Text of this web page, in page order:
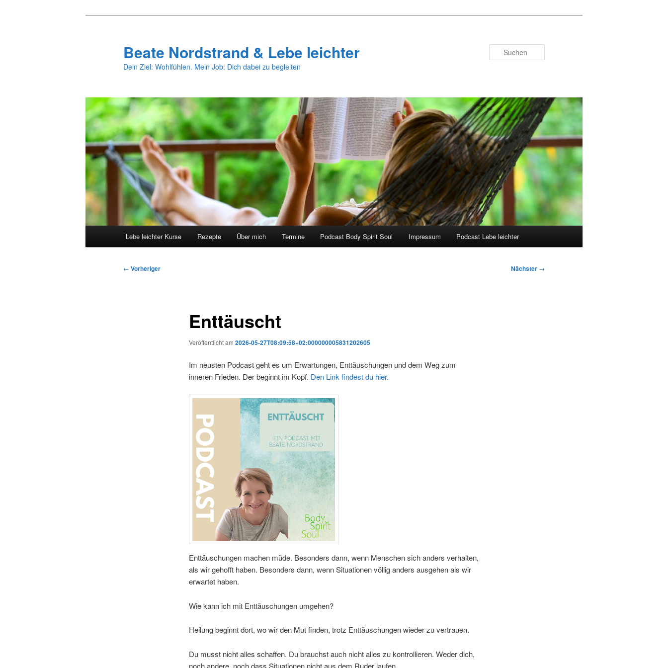
Beate Nordstrand & Lebe leichter
Dein Ziel: Wohlfühlen. Mein Job: Dich dabei zu begleiten
Lebe leichter Kurse Rezepte Über mich Termine Podcast Body Spirit Soul Impressum Podcast Lebe leichter
Beitragsnavigation
← Vorheriger Nächster →
Enttäuscht
Veröffentlicht am 2026-05-27T08:09:58+02:000000005831202605
Im neusten Podcast geht es um Erwartungen, Enttäuschungen und dem Weg zum
inneren Frieden. Der beginnt im Kopf. Den Link findest du hier.
Enttäuschungen machen müde. Besonders dann, wenn Menschen sich anders verhalten,
als wir gehofft haben. Besonders dann, wenn Situationen völlig anders ausgehen als wir
erwartet haben.
Wie kann ich mit Enttäuschungen umgehen?
Heilung beginnt dort, wo wir den Mut finden, trotz Enttäuschungen wieder zu vertrauen.
Du musst nicht alles schaffen. Du brauchst auch nicht alles zu kontrollieren. Weder dich,
noch andere, noch dass Situationen nicht aus dem Ruder laufen.